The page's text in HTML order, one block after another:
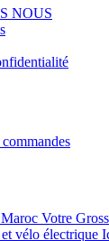
NOUS
Votre
et vélo électrique